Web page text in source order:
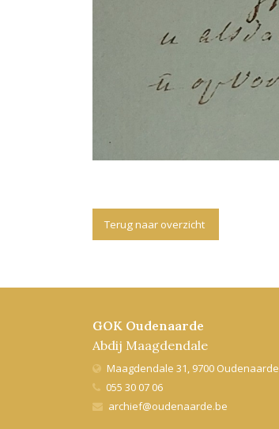
Terug naar overzicht
GOK Oudenaarde
Abdij Maagdendale
Maagdendale 31, 9700 Oudenaarde
055 30 07 06
archief@oudenaarde.be